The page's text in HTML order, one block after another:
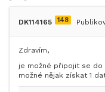
DK114165 148
Zdravím,
je možné připojit se do
možné nějak získat 1